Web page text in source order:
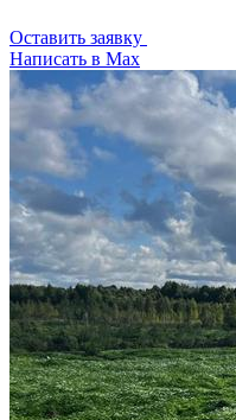
Оставить заявку
Написать в Max